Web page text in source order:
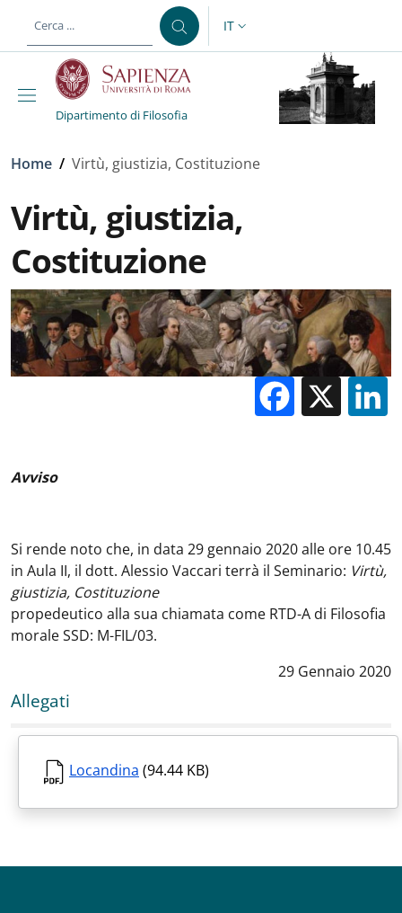
al contenuto principale
SELETTORE LINGUA:
IT
Dipartimento di Filosofia
Briciole di pane
Home / Virtù, giustizia, Costituzione
Virtù, giustizia,
Costituzione
X
Avviso
Si rende noto che, in data 29 gennaio 2020 alle ore 10.45
in Aula II, il dott. Alessio Vaccari terrà il Seminario: Virtù,
giustizia, Costituzione
propedeutico alla sua chiamata come RTD-A di Filosofia
morale SSD: M-FIL/03.
Data notizia:
29 Gennaio 2020
Allegati
Locandina (94.44 KB)